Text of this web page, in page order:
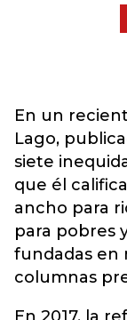
En un
Lago,
siete
que él
ancho para
para pobres
fundadas en
columnas